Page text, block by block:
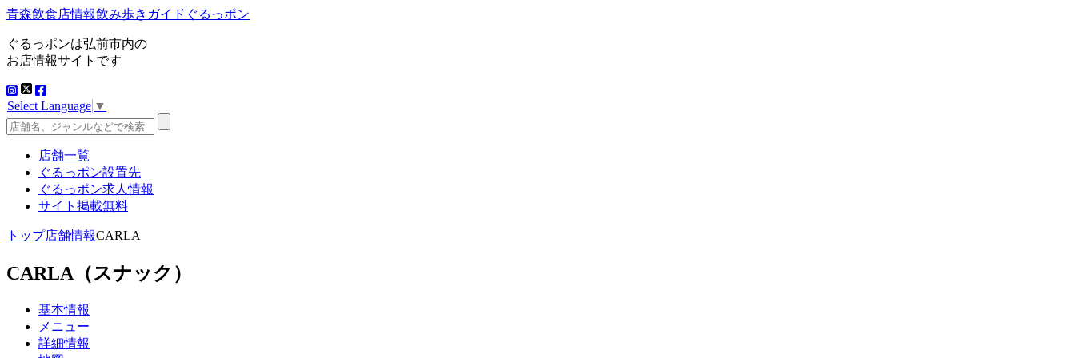
青森飲食店情報飲み歩きガイドぐるっポン
ぐるっポンは弘前市内の
お店情報サイトです
Select Language ▼
店舗一覧
ぐるっポン設置先
ぐるっポン求人情報
サイト掲載無料
トップ店舗情報CARLA
CARLA（スナック）
基本情報
メニュー
詳細情報